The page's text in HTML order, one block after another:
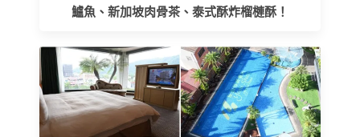
鱸魚、新加坡肉骨茶、泰式酥炸榴槤酥！